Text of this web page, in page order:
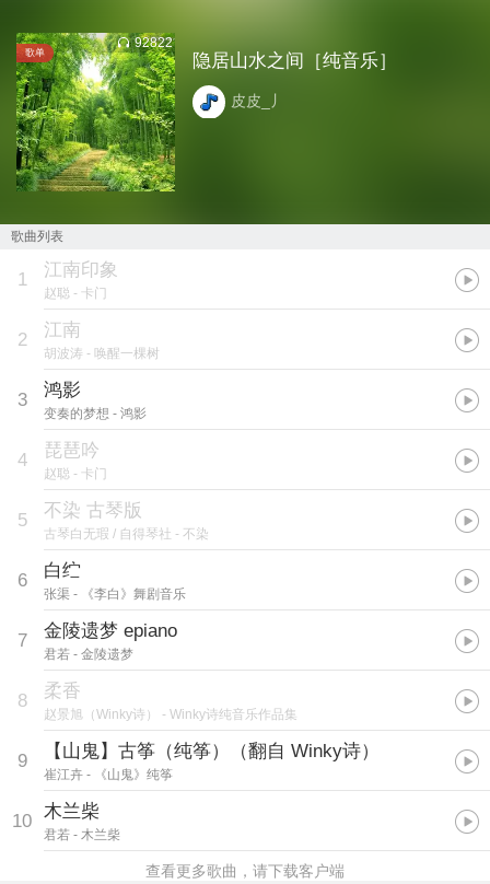
歌单
92822
隐居山水之间［纯音乐］
皮皮_丿
歌曲列表
1 江南印象
赵聪 - 卡门
2 江南
胡波涛 - 唤醒一棵树
3 鸿影
变奏的梦想 - 鸿影
4 琵琶吟
赵聪 - 卡门
5 不染 古琴版
古琴白无瑕 / 自得琴社 - 不染
6 白纻
张渠 - 《李白》舞剧音乐
7 金陵遗梦 epiano
君若 - 金陵遗梦
8 柔香
赵景旭（Winky诗） - Winky诗纯音乐作品集
9 【山鬼】古筝（纯筝）（翻自 Winky诗）
崔江卉 - 《山鬼》纯筝
10 木兰柴
君若 - 木兰柴
查看更多歌曲，请下载客户端